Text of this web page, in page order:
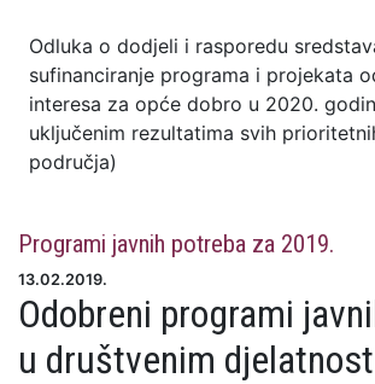
Odluka o dodjeli i rasporedu
sufinanciranje programa i projekata
interesa za opće dobro u 2020.
uključenim rezultatima svih
područja)
Programi javnih potreba za 2019.
13.02.2019.
Odobreni programi
u društvenim